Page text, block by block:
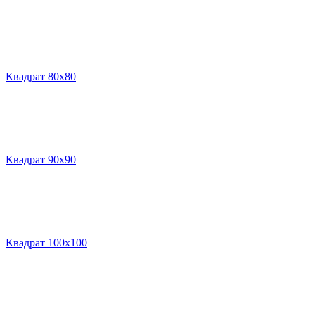
Квадрат 80х80
Квадрат 90х90
Квадрат 100х100